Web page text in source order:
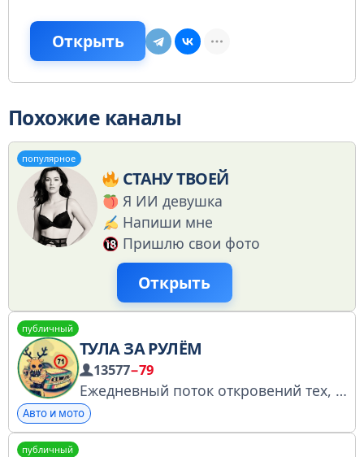
Открыть
Похожие каналы
популярное
СТАНУ ТВОЕЙ
Я ИИ девушка
Напиши мне
Пришлю свои фото
Открыть
публичный
ТУЛА ЗА РУЛЁМ
13577−79
Ежедневный поток откровений тех, кто за рулем Реклама https://t.me/tula_anonimno
Авто и мото
публичный